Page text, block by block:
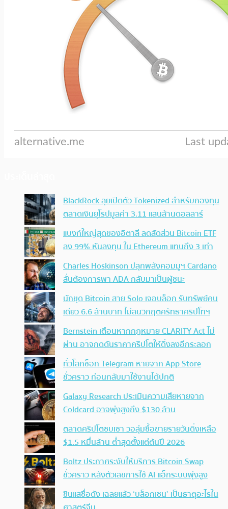
BlackRock ลุยเปิดตัว Tokenized สำหรับกองทุน
ตลาดเงินยุโรปมูลค่า 3.11 แสนล้านดอลลาร์
แบงก์ใหญ่สุดของอิตาลี ลดสัดส่วน Bitcoin ETF
ลง 99% หันลงทุน ใน Ethereum แทนถึง 3 เท่า
Charles Hoskinson ปลุกพลังคอมมูฯ Cardano
ลั่นต้องการพา ADA กลับมาเป็นผู้ชนะ
นักขุด Bitcoin สาย Solo เจอบล็อก รับทรัพย์คน
เดียว 6.6 ล้านบาท ไม่สนวิกฤตศรัทธาคริปโทฯ
Bernstein เตือนหากกฎหมาย CLARITY Act ไม่
ผ่าน อาจกดดันราคาคริปโตให้ดิ่งลงอีกระลอก
ทั่วโลกช็อก Telegram หายจาก App Store
ชั่วคราว ก่อนกลับมาใช้งานได้ปกติ
Galaxy Research ประเมินความเสียหายจาก
Coldcard อาจพุ่งสูงถึง $130 ล้าน
ตลาดคริปโตซบเซา วอลุ่มซื้อขายรายวันดิ่งเหลือ
$1.5 หมื่นล้าน ต่ำสุดตั้งแต่ต้นปี 2026
Boltz ประกาศระงับให้บริการ Bitcoin Swap
ชั่วคราว หลังตัวเลขการใช้ AI แฮ็กระบบพุ่งสูง
ซินแสชื่อดัง เฉลยแล้ว ‘บล็อกเชน’ เป็นธาตุอะไรใน